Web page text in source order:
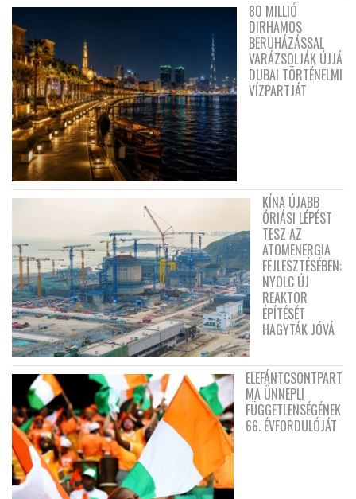
80 MILLIÓ
DIRHAMOS
BERUHÁZÁSSAL
VARÁZSOLJÁK ÚJJÁ
DUBAI TÖRTÉNELMI
VÍZPARTJÁT
KÍNA ÚJABB
ÓRIÁSI LÉPÉST
TESZ AZ
ATOMENERGIA
FEJLESZTÉSÉBEN:
NYOLC ÚJ
REAKTOR
ÉPÍTÉSÉT
HAGYTÁK JÓVÁ
ELEFÁNTCSONTPART
MA ÜNNEPLI
FÜGGETLENSÉGÉNEK
66. ÉVFORDULÓJÁT